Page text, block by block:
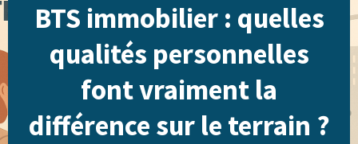
BTS immobilier : quelles
qualités personnelles
font vraiment la
différence sur le terrain ?